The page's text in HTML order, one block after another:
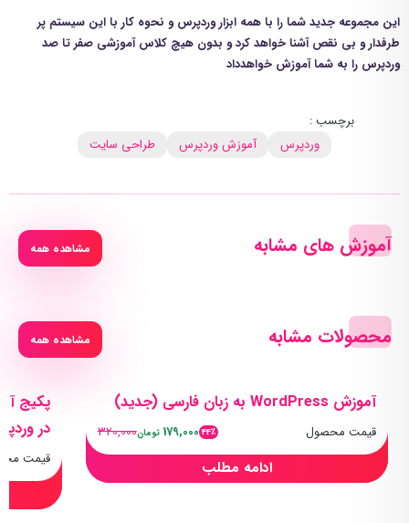
این مجموعه جدید شما را با همه ابزار وردپرس و نحوه کار با این سیستم پر
طرفدار و بی نقص آشنا خواهد کرد و بدون هیچ کلاس آموزشی صفر تا صد
وردپرس را به شما آموزش خواهدداد
برچسب :
وردپرس
آموزش وردپرس طراحی سایت
آموزش های مشابه مشاهده همه
محصولات مشابه مشاهده همه
آموزش WordPress به زبان فارسی (جدید)
قیمت محصول 44٪ 179,000 تومان320,000
ادامه مطلب
پکیج
در
قیمت